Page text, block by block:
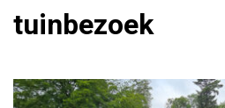
tuinbezoek